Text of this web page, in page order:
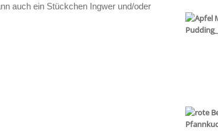
auch ein Stückchen Ingwer und/oder